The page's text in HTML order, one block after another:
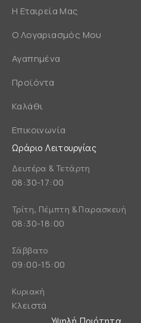
Η Εταιρεία Μας
Ο Λογαριασμός Μου
Αγαπημένα
Προϊόντα
Καλάθι
Επικοινωνία
Ωράριο Λειτουργίας
Δευτέρα & Τετάρτη
08:30-17:00
Τρίτη, Πέμπτη & Παρασκευή
08:30-18:00
Σάββατο
09:00-15:00
Κυριακή
Κλειστά